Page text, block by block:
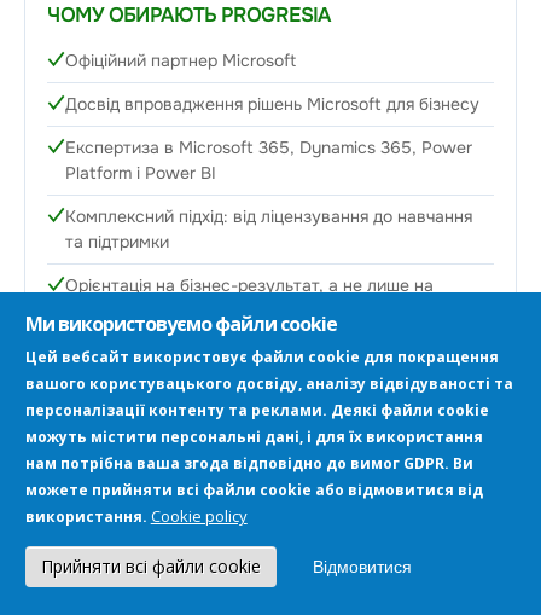
ЧОМУ ОБИРАЮТЬ PROGRESIA
Офіційний партнер Microsoft
Досвід впровадження рішень Microsoft для бізнесу
Експертиза в Microsoft 365, Dynamics 365, Power
Platform і Power BI
Комплексний підхід: від ліцензування до навчання
та підтримки
Орієнтація на бізнес-результат, а не лише на
Готові розпочати?
Зв'яжіться з нами — оцінимо готовність
вашого середовища та сформуємо план
впровадження Copilot під потреби вашого
бізнесу.
Ми використовуємо файли cookie
Цей вебсайт використовує файли cookie для покращення
вашого користувацького досвіду, аналізу відвідуваності та
персоналізації контенту та реклами. Деякі файли cookie
можуть містити персональні дані, і для їх використання
нам потрібна ваша згода відповідно до вимог GDPR. Ви
можете прийняти всі файли cookie або відмовитися від
використання. Cookie policy
Прийняти всі файли cookie Відмовитися